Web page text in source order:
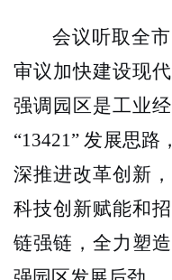
会议听取全
审议加快建设现
强调园区是工业
“13421” 发展思路
深推进改革创新
科技创新赋能和
链强链，全力塑